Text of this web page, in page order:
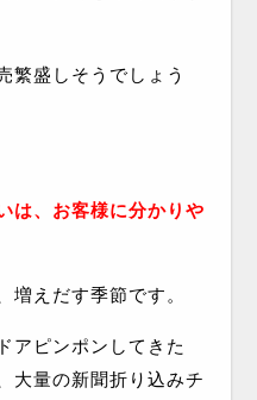
繁盛しそうでしょう
は、お客様に分かりや
増えだす季節です。
アピンポンしてきた
大量の新聞折り込みチ